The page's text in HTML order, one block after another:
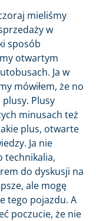
mieliśmy
w
sposób
otwartym
Ja w
mówiłem, że no
plusy. Plusy
minusach też
plus, otwarte
Ja nie
technikalia,
do dyskusji na
ale mogę
tego pojazdu. A
poczucie, że nie